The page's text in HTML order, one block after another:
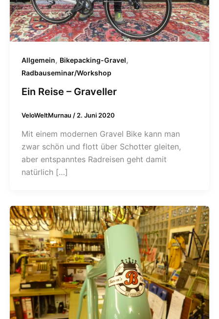
Allgemein, Bikepacking-Gravel,
Radbauseminar/Workshop
Ein Reise – Graveller
VeloWeltMurnau / 2. Juni 2020
Mit einem modernen Gravel Bike kann man
zwar schön und flott über Schotter gleiten,
aber entspanntes Radreisen geht damit
natürlich […]